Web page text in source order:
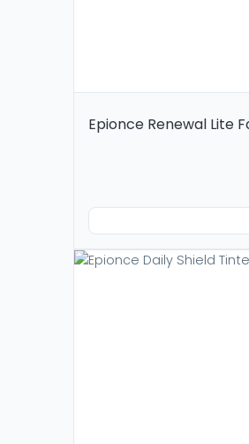
Epionce Renewal Lite